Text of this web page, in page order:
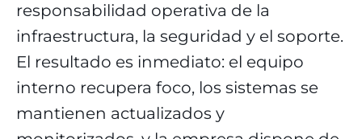
responsabilidad operativa de la
infraestructura, la seguridad y el soporte.
El resultado es inmediato: el equipo
interno recupera foco, los sistemas se
mantienen actualizados y